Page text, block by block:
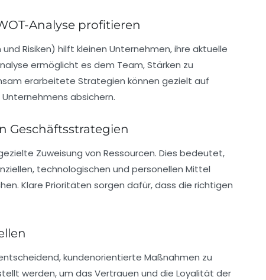
Analyse profitieren
Risiken) hilft kleinen Unternehmen, ihre aktuelle
ermöglicht es dem Team, Stärken zu
erarbeitete Strategien können gezielt auf
absichern.
Geschäftsstrategien
Zuweisung von Ressourcen. Dies bedeutet,
technologischen und personellen Mittel
Klare Prioritäten sorgen dafür, dass die richtigen
kundenorientierte Maßnahmen zu
werden, um das Vertrauen und die Loyalität der